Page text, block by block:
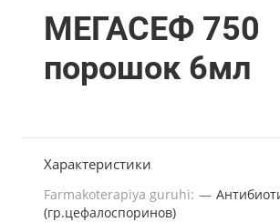
МЕГАСЕФ 750
порошок 6мл
Характеристики
Farmakoterapiya guruhi: —
(гр.цефалоспоринов)